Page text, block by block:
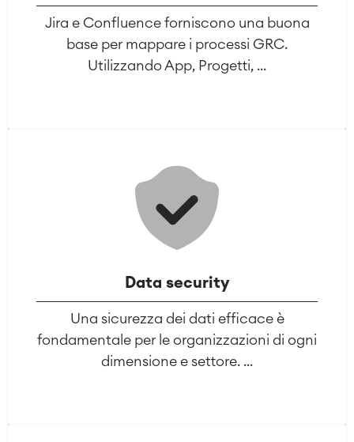
Jira e Confluence forniscono una buona
base per mappare i processi GRC.
Utilizzando App, Progetti, ...
Data security
Una sicurezza dei dati efficace è
fondamentale per le organizzazioni di ogni
dimensione e settore. ...